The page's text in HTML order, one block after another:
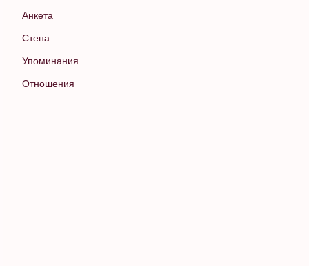
Анкета
Стена
Упоминания
Отношения